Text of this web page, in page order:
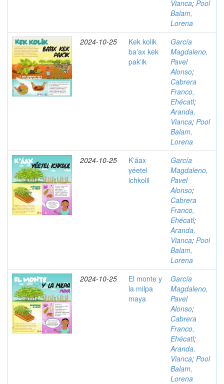
Vianca; Pool
Balam,
Lorena
2024-10-25
Kek kolik
baʼax kek
pakʼik
García
Magdaleno,
Pavel
Alonso;
Cabrera
Franco,
Ehécatl;
Aranda,
Vianca; Pool
Balam,
Lorena
2024-10-25
Kʼáax
yéetel
ichkolil
García
Magdaleno,
Pavel
Alonso;
Cabrera
Franco,
Ehécatl;
Aranda,
Vianca; Pool
Balam,
Lorena
2024-10-25
El monte y
la milpa
maya
García
Magdaleno,
Pavel
Alonso;
Cabrera
Franco,
Ehécatl;
Aranda,
Vianca; Pool
Balam,
Lorena